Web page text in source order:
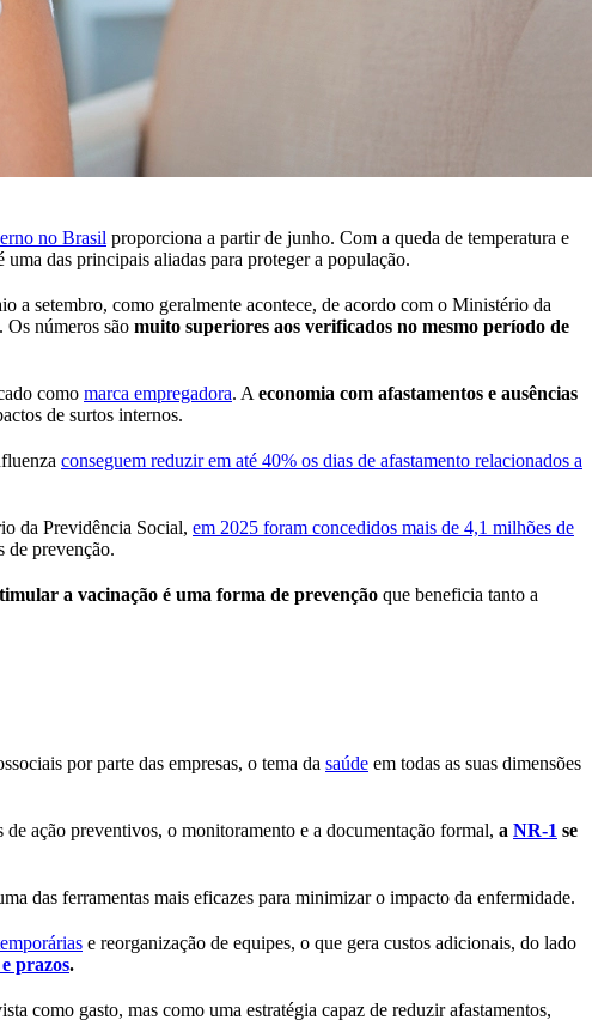
no Brasil proporciona a partir de junho. Com a queda de temperatura e
uma das principais aliadas para proteger a população.
a setembro, como geralmente acontece, de acordo com o Ministério da
. Os números são muito superiores aos verificados no mesmo período de
como marca empregadora. A economia com afastamentos e ausências
de surtos internos.
conseguem reduzir em até 40% os dias de afastamento relacionados a
da Previdência Social, em 2025 foram concedidos mais de 4,1 milhões de
de prevenção.
a vacinação é uma forma de prevenção que beneficia tanto a
por parte das empresas, o tema da saúde em todas as suas dimensões
de ação preventivos, o monitoramento e a documentação formal, a NR-1 se
das ferramentas mais eficazes para minimizar o impacto da enfermidade.
e reorganização de equipes, o que gera custos adicionais, do lado
prazos.
como gasto, mas como uma estratégia capaz de reduzir afastamentos,